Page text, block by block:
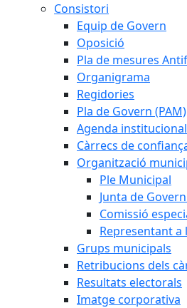
Consistori
Equip de Govern
Oposició
Pla de mesures
Organigrama
Regidories
Pla de Govern (PAM)
Agenda
Càrrecs de
Organització
Ple Municipal
Junta de
Comissió
Representant a
Grups municipals
Retribucions dels
Resultats electorals
Imatge corporativa